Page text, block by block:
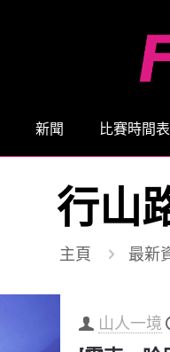
新聞 比賽時間表
行山
主頁 最新
山人一境